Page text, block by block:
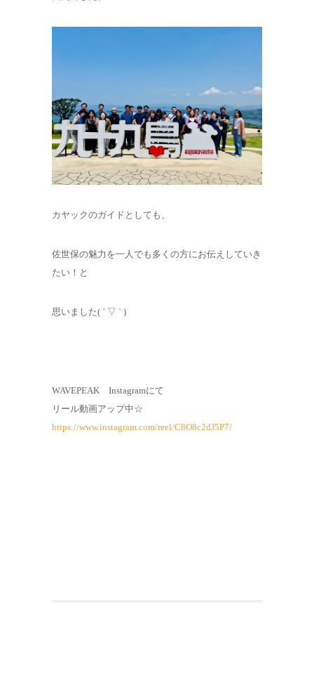
カヤックのガイドとしても、
佐世保の魅力を一人でも多くの方にお伝えしていき
たい！と
思いました( ´ ▽ ` )
WAVEPEAK Instagramにて
リール動画アップ中☆
https://www.instagram.com/reel/C8O8c2dJ5P7/